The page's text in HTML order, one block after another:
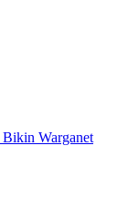
Bikin Warganet